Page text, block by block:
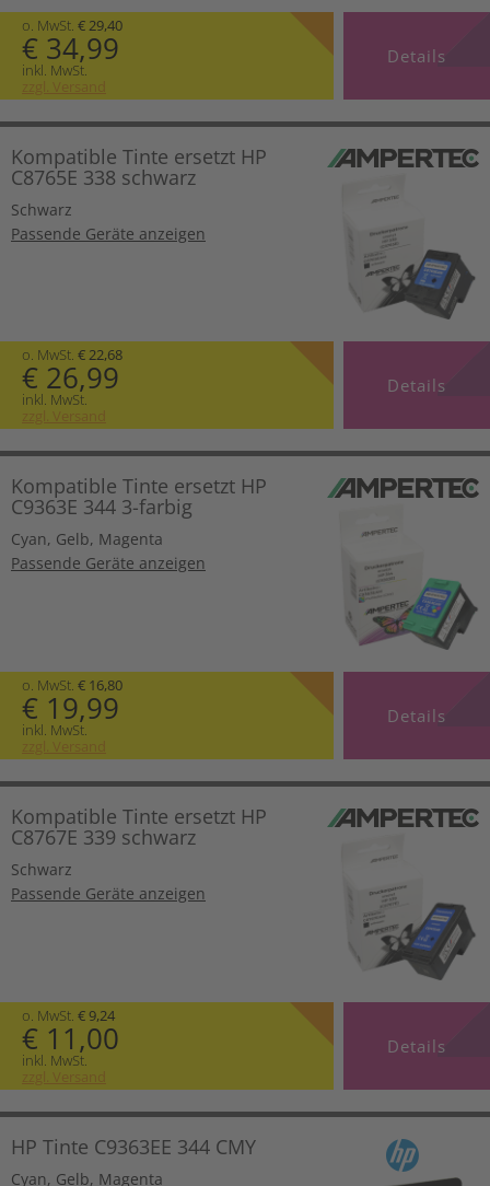
o. MwSt. € 29,40
€ 34,99
inkl. MwSt.
zzgl. Versand
Details
Kompatible Tinte ersetzt HP
C8765E 338 schwarz
Schwarz
Passende Geräte anzeigen
o. MwSt. € 22,68
€ 26,99
inkl. MwSt.
zzgl. Versand
Details
Kompatible Tinte ersetzt HP
C9363E 344 3-farbig
Cyan, Gelb, Magenta
Passende Geräte anzeigen
o. MwSt. € 16,80
€ 19,99
inkl. MwSt.
zzgl. Versand
Details
Kompatible Tinte ersetzt HP
C8767E 339 schwarz
Schwarz
Passende Geräte anzeigen
o. MwSt. € 9,24
€ 11,00
inkl. MwSt.
zzgl. Versand
Details
HP Tinte C9363EE 344 CMY
Cyan, Gelb, Magenta